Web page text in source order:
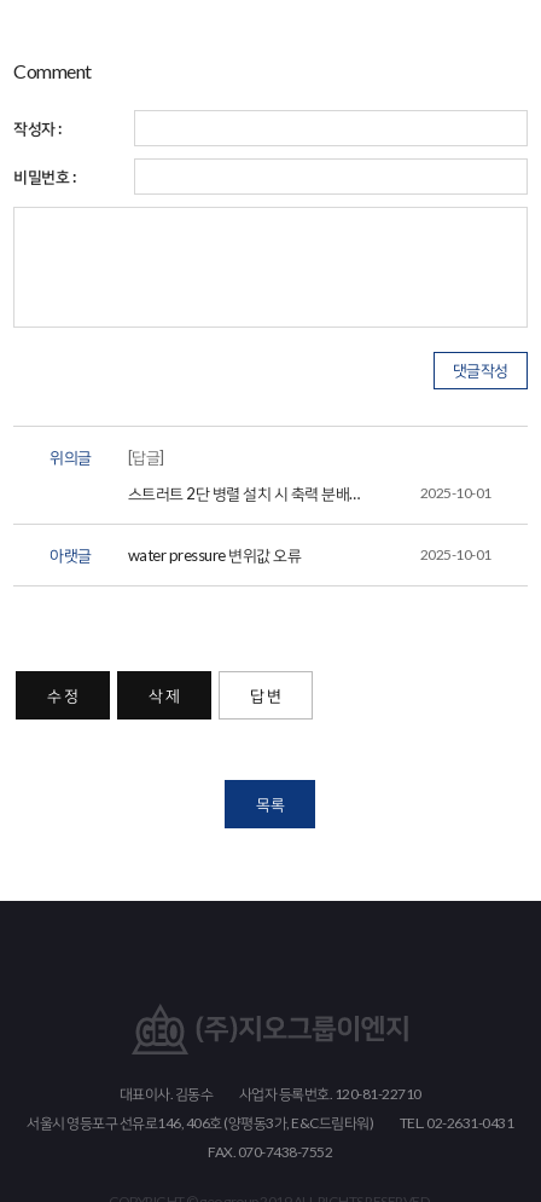
Comment
작성자 :
비밀번호 :
위의글
[답글]
스트러트 2단 병렬 설치 시 축력 분배
방법 문의
2025-10-01
아랫글 water pressure 변위값 오류 2025-10-01
수 정 삭 제 답 변
목록
대표이사. 김동수
사업자 등록번호. 120-81-22710
서울시 영등포구 선유로146, 406호 (양평동3가, E&C드림타워)
TEL. 02-2631-0431
FAX. 070-7438-7552